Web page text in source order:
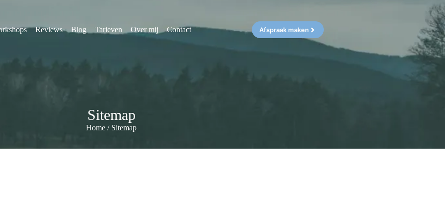
Reviews Blog Tarieven Over mij Contact Afspraak maken
Sitemap
Home / Sitemap